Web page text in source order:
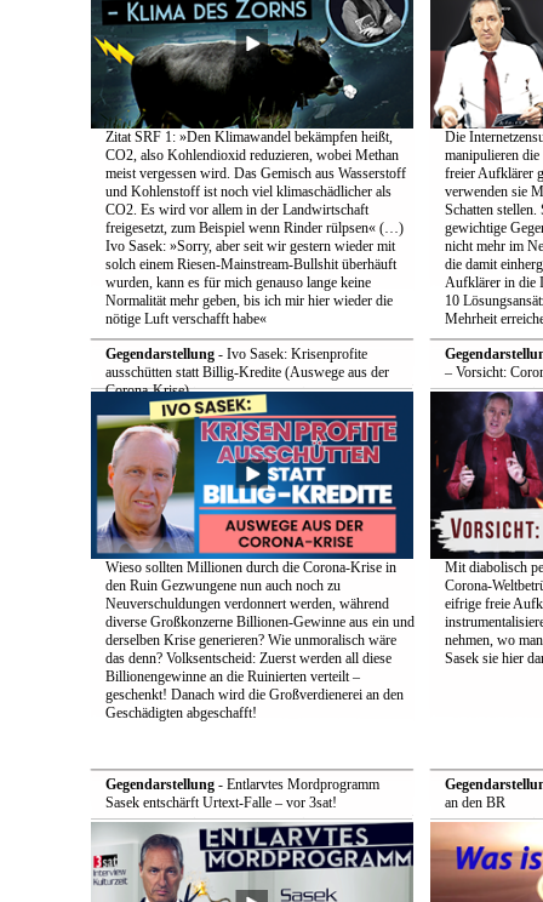
Zitat SRF 1: »Den Klimawandel bekämpfen heißt,
CO2, also Kohlendioxid reduzieren, wobei Methan
meist vergessen wird. Das Gemisch aus Wasserstoff
und Kohlenstoff ist noch viel klimaschädlicher als
CO2. Es wird vor allem in der Landwirtschaft
freigesetzt, zum Beispiel wenn Rinder rülpsen« (…)
Ivo Sasek: »Sorry, aber seit wir gestern wieder mit
solch einem Riesen-Mainstream-Bullshit überhäuft
wurden, kann es für mich genauso lange keine
Normalität mehr geben, bis ich mir hier wieder die
nötige Luft verschafft habe«
Die
manipulieren die
freier Aufklärer
verwenden sie
Schatten
gewichtige
nicht mehr im
die damit
Aufklärer in die
10
Mehrheit
Gegendarstellung- Ivo Sasek: Krisenprofite
ausschütten statt Billig-Kredite (Auswege aus der
Corona-Krise)
Wieso sollten Millionen durch die Corona-Krise in
den Ruin Gezwungene nun auch noch zu
Neuverschuldungen verdonnert werden, während
diverse Großkonzerne Billionen-Gewinne aus ein und
derselben Krise generieren? Wie unmoralisch wäre
das denn? Volksentscheid: Zuerst werden all diese
Billionengewinne an die Ruinierten verteilt –
geschenkt! Danach wird die Großverdienerei an den
Geschädigten abgeschafft!
– Vorsicht:
Mit diabolisch
Corona-
eifrige freie
nehmen, wo
Sasek sie hier
Gegendarstellung- Entlarvtes Mordprogramm
Sasek entschärft Urtext-Falle – vor 3sat!
an den BR